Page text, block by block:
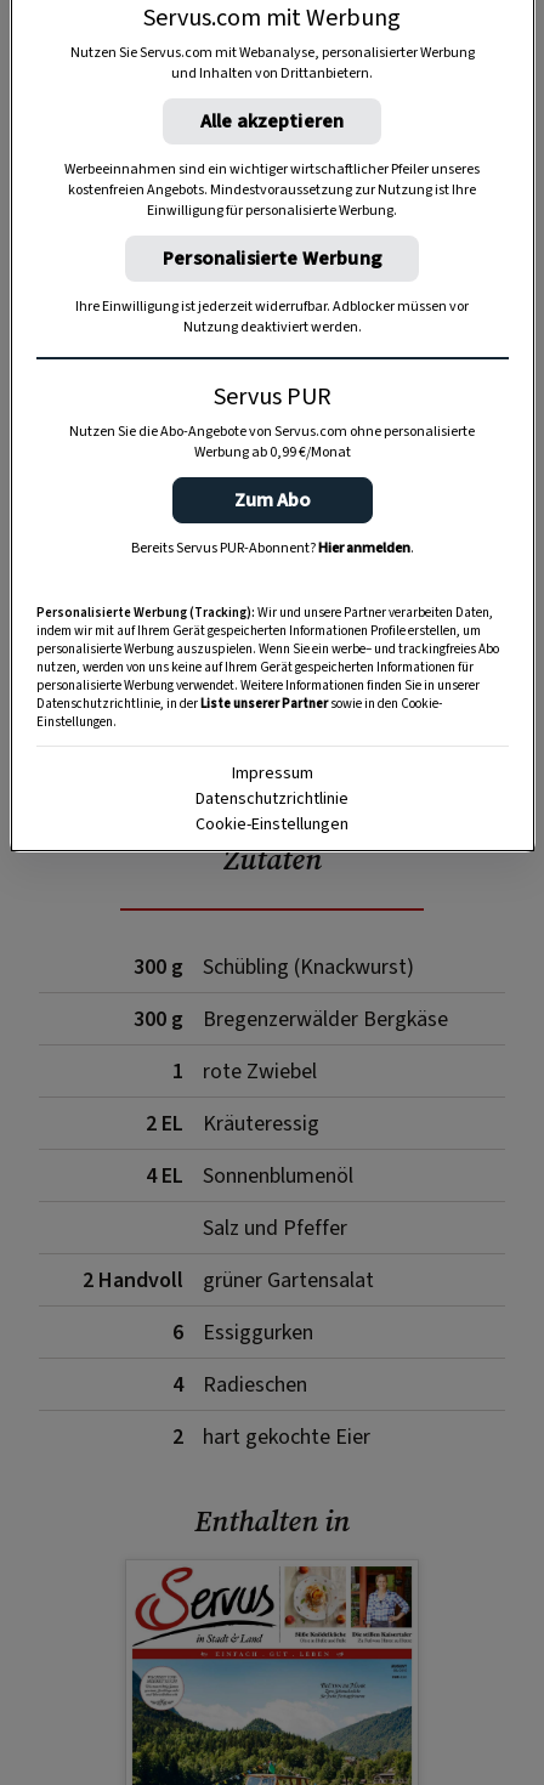
Anzeige
Zutaten
300 g
Schübling (Knackwurst)
300 g
Bregenzerwälder Bergkäse
1
rote Zwiebel
2 EL
Kräuteressig
4 EL
Sonnenblumenöl
Salz und Pfeffer
2 Handvoll
grüner Gartensalat
6
Essiggurken
4
Radieschen
2
hart gekochte Eier
Enthalten in
Servus.com mit Werbung
Nutzen Sie Servus.com mit Webanalyse, personalisierter Werbung
und Inhalten von Drittanbietern.
Alle akzeptieren
Werbeeinnahmen sind ein wichtiger wirtschaftlicher Pfeiler unseres
kostenfreien Angebots. Mindestvoraussetzung zur Nutzung ist Ihre
Einwilligung für personalisierte Werbung.
Personalisierte Werbung
Ihre Einwilligung ist jederzeit widerrufbar. Adblocker müssen vor
Nutzung deaktiviert werden.
Servus PUR
Nutzen Sie die Abo-Angebote von Servus.com ohne personalisierte
Werbung ab 0,99 €/Monat
Zum Abo
Bereits Servus PUR-Abonnent?Hier anmelden.
Personalisierte Werbung (Tracking): Wir und unsere Partner verarbeiten Daten,
indem wir mit auf Ihrem Gerät gespeicherten Informationen Profile erstellen, um
personalisierte Werbung auszuspielen. Wenn Sie ein werbe– und trackingfreies Abo
nutzen, werden von uns keine auf Ihrem Gerät gespeicherten Informationen für
personalisierte Werbung verwendet. Weitere Informationen finden Sie in unserer
Datenschutzrichtlinie, in derListe unserer Partnersowie in den Cookie-
Einstellungen.
Impressum
Datenschutzrichtlinie
Cookie-Einstellungen